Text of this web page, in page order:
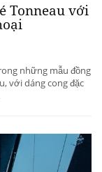
Tonneau với
những mẫu đồng
với dáng cong đặc